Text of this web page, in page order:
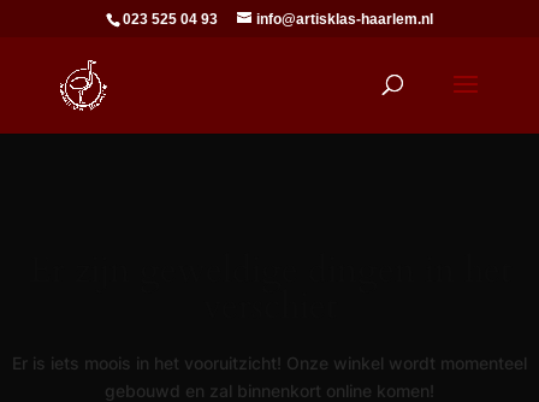
023 525 04 93 info@artisklas-haarlem.nl
Er is iets moois in het vooruitzicht! Onze winkel wordt momenteel
gebouwd en zal binnenkort online komen!